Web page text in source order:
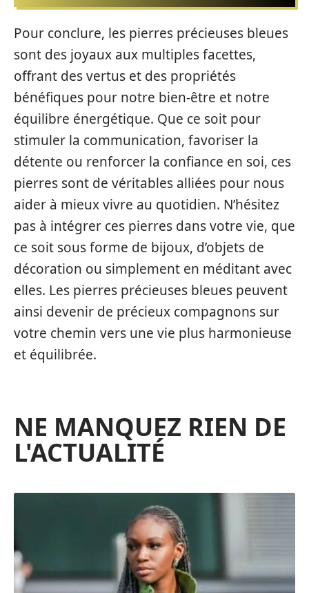
Pour conclure, les pierres précieuses bleues
sont des joyaux aux multiples facettes,
offrant des vertus et des propriétés
bénéfiques pour notre bien-être et notre
équilibre énergétique. Que ce soit pour
stimuler la communication, favoriser la
détente ou renforcer la confiance en soi, ces
pierres sont de véritables alliées pour nous
aider à mieux vivre au quotidien. N’hésitez
pas à intégrer ces pierres dans votre vie, que
ce soit sous forme de bijoux, d’objets de
décoration ou simplement en méditant avec
elles. Les pierres précieuses bleues peuvent
ainsi devenir de précieux compagnons sur
votre chemin vers une vie plus harmonieuse
et équilibrée.
NE MANQUEZ RIEN DE
L'ACTUALITÉ